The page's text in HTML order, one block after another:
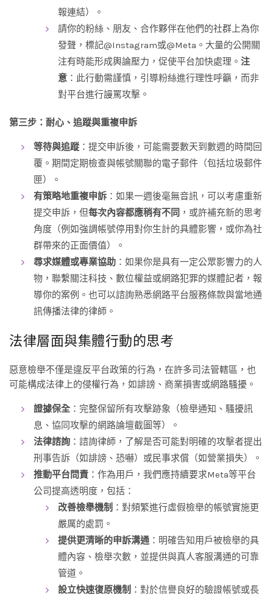
報連結）。
請你的粉絲、朋友、合作夥伴在他們的社群上為你
發聲，標記@Instagram或@Meta。大量的公開關
注有時能形成輿論壓力，促使平台加快處理。 注
意 ：此行動需謹慎，引導粉絲進行理性呼籲，而非
對平台進行謾罵攻擊。
第三步：耐心、追蹤與重複申訴
等待與追蹤 ：提交申訴後，可能需要數天到數週的時間回
覆。期間定期檢查與帳號關聯的電子郵件（包括垃圾郵件
匣）。
有策略地重複申訴 ：如果一週後毫無音訊，可以考慮重新
提交申訴，但每次內容都應稍有不同 ，或許補充新的思考
角度（例如強調帳號停用對你生計的具體影響，或你為社
群帶來的正面價值）。
尋求媒體或專業協助 ：如果你是具有一定公眾影響力的人
物，聯繫關注科技、數位權益或網路犯罪的媒體記者，報
導你的案例。也可以諮詢熟悉網路平台服務條款與當地通
訊傳播法律的律師。
法律層面與集體行動的思考
惡意檢舉不僅是違反平台政策的行為，在許多司法管轄區，也
可能構成法律上的侵權行為，如誹謗、商業損害或網路騷擾。
證據保全 ：完整保留所有攻擊跡象（檢舉通知、騷擾訊
息、協同攻擊的網路論壇截圖等）。
法律諮詢 ：諮詢律師，了解是否可能對明確的攻擊者提出
刑事告訴（如誹謗、恐嚇）或民事求償（如營業損失）。
推動平台問責 ：作為用戶，我們應持續要求Meta等平台
公司提高透明度，包括：
改善檢舉機制 ：對頻繁進行虛假檢舉的帳號實施更
嚴厲的處罰。
提供更清晰的申訴溝通 ：明確告知用戶被檢舉的具
體內容、檢舉次數，並提供與真人客服溝通的可靠
管道。
設立快速復原機制 ：對於信譽良好的驗證帳號或長